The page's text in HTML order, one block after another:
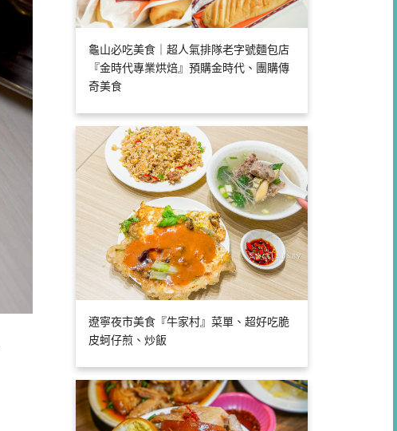
龜山必吃美食｜超人氣排隊老字號麵包店
『金時代專業烘焙』預購金時代、團購傳
奇美食
遼寧夜市美食『牛家村』菜單、超好吃脆
皮蚵仔煎、炒飯